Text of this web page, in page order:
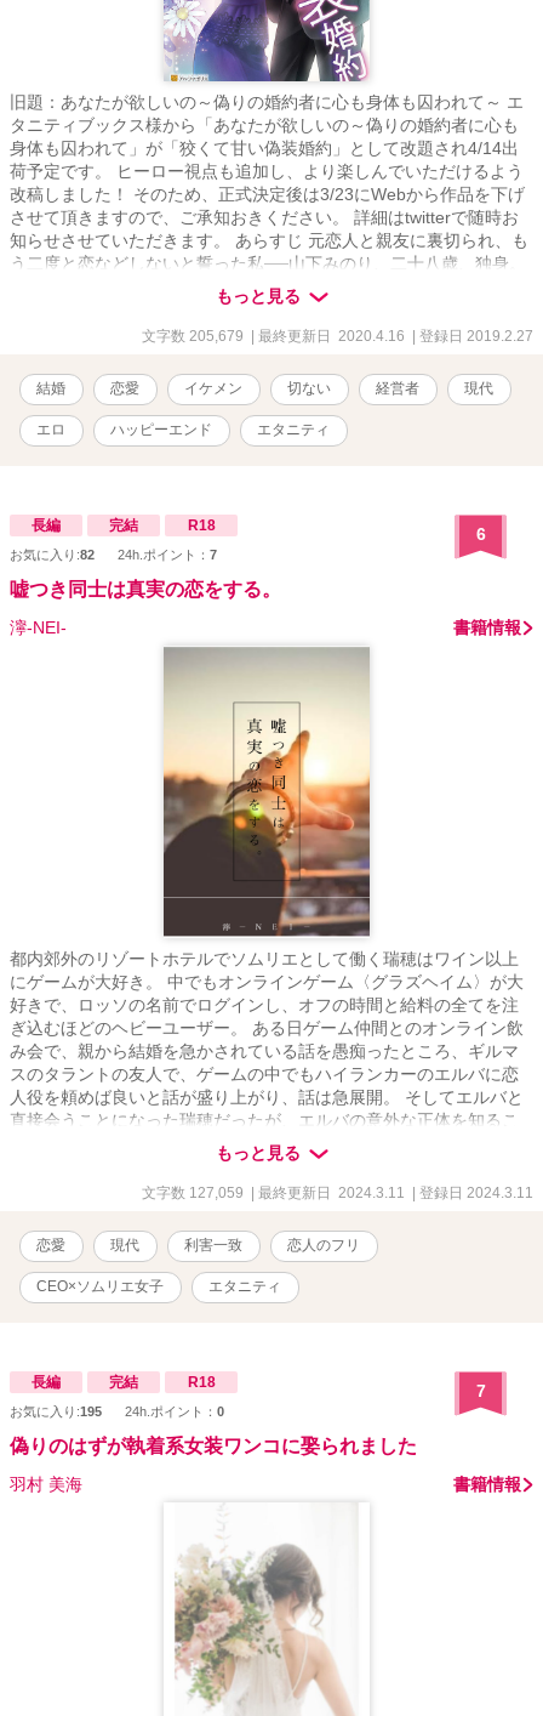
旧題：あなたが欲しいの～偽りの婚約者に心も身体も囚われて～ エ
タニティブックス様から「あなたが欲しいの～偽りの婚約者に心も
身体も囚われて」が「狡くて甘い偽装婚約」として改題され4/14出
荷予定です。 ヒーロー視点も追加し、より楽しんでいただけるよう
改稿しました！ そのため、正式決定後は3/23にWebから作品を下げ
させて頂きますので、ご承知おきください。 詳細はtwitterで随時お
知らせさせていただきます。 あらすじ 元恋人と親友に裏切られ、も
う二度と恋などしないと誓った私──山下みのり、二十八歳、独身。
もちろん恋人も友達もゼロ。 趣味といったら、ネットゲームに漫
画、一人飲み。 しかし、病気の祖父の頼みで、ウェディングドレス
を着ることに。 恋人を連れて来いって──こんなことならば、彼氏が
婚相手探してるの？ 実は俺もなんだ」と声をかけられる。 芸能人
みたいにかっこいい男性は、私に都合のいい〝契約〟の話を持ちか
けてきた！ 私は二度と恋はしない。 もちろんあなたにも。 だから、
あなたの話に乗ることにする。 もう長くはない最愛の家族のため
リスタ、ムーン、ベリーズカフェに投稿していた「偽装婚約」を大
幅に加筆修正したものになります。話の内容は変わっておりませ
ん。
もっと見る
文字数 205,679 | 最終更新日 2020.4.16 | 登録日 2019.2.27
結婚 恋愛 イケメン 切ない 経営者 現代
エロ ハッピーエンド エタニティ
長編 完結 R18
お気に入り:82 24h.ポイント： 7
6
嘘つき同士は真実の恋をする。
濘-NEI- 書籍情報
都内郊外のリゾートホテルでソムリエとして働く瑞穂はワイン以上
にゲームが大好き。 中でもオンラインゲーム〈グラズヘイム〉が大
好きで、ロッソの名前でログインし、オフの時間と給料の全てを注
ぎ込むほどのヘビーユーザー。 ある日ゲーム仲間とのオンライン飲
み会で、親から結婚を急かされている話を愚痴ったところ、ギルマ
スのタラントの友人で、ゲームの中でもハイランカーのエルバに恋
人役を頼めば良いと話が盛り上がり、話は急展開。 そしてエルバと
直接会うことになった瑞穂だったが、エルバの意外な正体を知るこ
とに⁉︎ Rシーンは※ ヒーロー視点は◇をつけてあります。 ★この作
品はエブリスタさんでも公開しています
もっと見る
文字数 127,059 | 最終更新日 2024.3.11 | 登録日 2024.3.11
恋愛 現代 利害一致 恋人のフリ
CEO×ソムリエ女子 エタニティ
長編 完結 R18
お気に入り:195 24h.ポイント： 0
7
偽りのはずが執着系女装ワンコに娶られました
羽村 美海 書籍情報